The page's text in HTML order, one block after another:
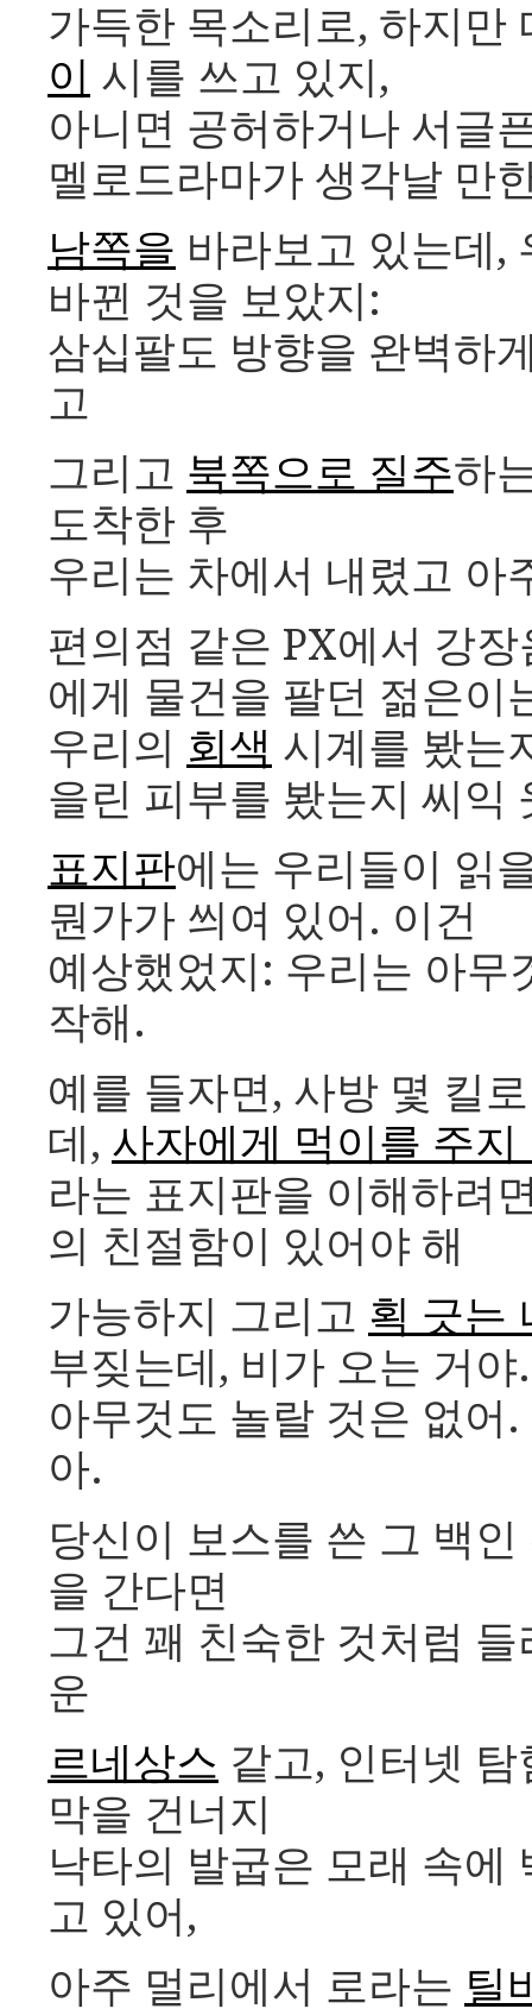
가득한 목소리로, 하지만
이 시를 쓰고 있지,
아니면 공허하거나 서글
멜로드라마가 생각날 만
남쪽을 바라보고 있는데,
바뀐 것을 보았지:
삼십팔도 방향을 완벽하
고
그리고 북쪽으로 질주하
도착한 후
우리는 차에서 내렸고 아
편의점 같은 PX에서 강
에게 물건을 팔던 젊은이
우리의 회색 시계를 봤는
을린 피부를 봤는지 씨익
표지판에는 우리들이 읽
뭔가가 씌여 있어. 이건
예상했었지: 우리는 아무
작해.
예를 들자면, 사방 몇 킬
데, 사자에게 먹이를 주지
라는 표지판을 이해하려
의 친절함이 있어야 해
가능하지 그리고 획 긋는
부짖는데, 비가 오는 거야.
아무것도 놀랄 것은 없어
아.
당신이 보스를 쓴 그 백
을 간다면
그건 꽤 친숙한 것처럼
운
르네상스 같고, 인터넷
막을 건너지
낙타의 발굽은 모래 속에
고 있어,
아주 멀리에서 로라는 틸